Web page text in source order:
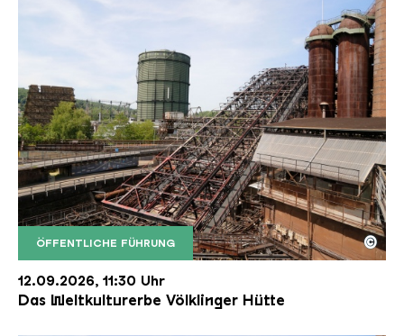
ÖFFENTLICHE FÜHRUNG
Der Erzschrägaufzug der Völklinger Hütte mit
Copyright: Weltkulturerbe Völklinger Hütte | Karl
©
12.09.2026, 11:30 Uhr
Das Weltkulturerbe Völklinger Hütte